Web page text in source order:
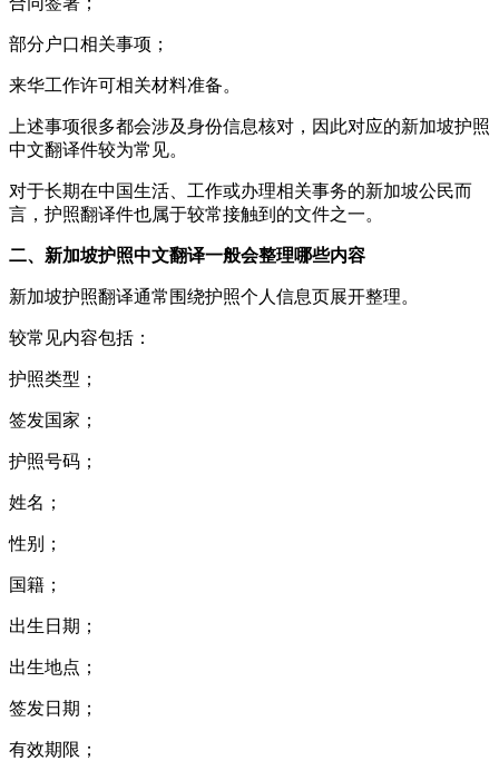
部分户口相关事项；
来华工作许可相关材料准备。
上述事项很多都会涉及身份信息核对，因此对应的新加坡护照
中文翻译件较为常见。
对于长期在中国生活、工作或办理相关事务的新加坡公民而
言，护照翻译件也属于较常接触到的文件之一。
二、新加坡护照中文翻译一般会整理哪些内容
新加坡护照翻译通常围绕护照个人信息页展开整理。
较常见内容包括：
护照类型；
签发国家；
护照号码；
姓名；
性别；
国籍；
出生日期；
出生地点；
签发日期；
有效期限；